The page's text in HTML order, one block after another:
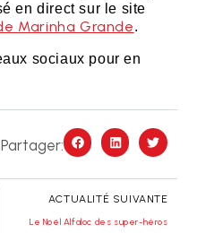
en direct sur le site
Marinha Grande.
sociaux pour en
Partager:
ACTUALITÉ SUIVANTE
Le Noël Alfaloc des super-héros